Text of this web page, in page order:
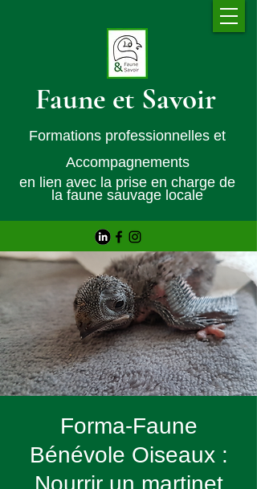
Faune et Savoir
Formations professionnelles et
Accompagnements
en lien avec la prise en charge de
la faune sauvage locale
Forma-Faune
Bénévole Oiseaux :
Nourrir un martinet